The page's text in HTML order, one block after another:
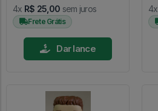
4x R$ 25,00 sem juros
Frete Grátis
Dar lance
4x